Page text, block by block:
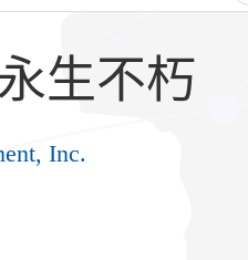
生不朽
Inc.